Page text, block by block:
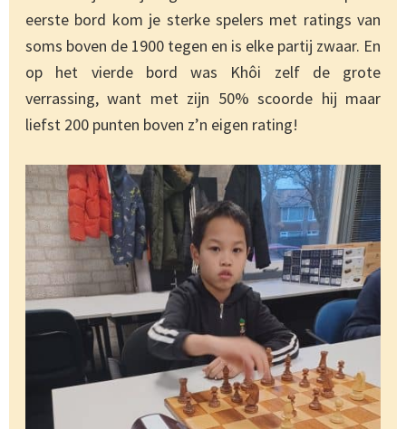
eerste bord kom je sterke spelers met ratings van
soms boven de 1900 tegen en is elke partij zwaar. En
op het vierde bord was Khôi zelf de grote
verrassing, want met zijn 50% scoorde hij maar
liefst 200 punten boven z’n eigen rating!